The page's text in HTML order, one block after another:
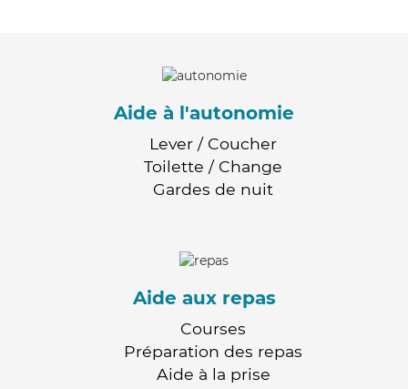
Aide à l'autonomie
Lever / Coucher
Toilette / Change
Gardes de nuit
Aide aux repas
Courses
Préparation des repas
Aide à la prise